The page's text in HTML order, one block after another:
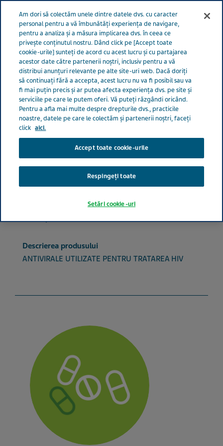
ROMÂNIA
EMTRICITABINĂ/TENOFOVI
R 200 mg/245mg
BOLI INFECTIOASE COMPRIMATE FILMATE
Arii terapeutice
BOLI INFECTIOASE
Forma farmaceutică
Descrierea produsului
ANTIVIRALE UTILIZATE PENTRU TRATAREA HIV
Am dori să colectăm unele dintre datele dvs. cu caracter
personal pentru a vă îmbunătăți experiența de navigare,
pentru a analiza și a măsura implicarea dvs. în ceea ce
privește conținutul nostru. Dând click pe [Accept toate
cookie-urile] sunteți de acord cu acest lucru și cu partajarea
acestor date către partenerii noștri, inclusiv pentru a vă
distribui anunțuri relevante pe alte site-uri web. Dacă doriți
să continuați fără a accepta, acest lucru nu va fi posibil sau va
fi mai puțin precis și ar putea afecta experiența dvs. pe site și
serviciile pe care le putem oferi. Vă puteți răzgândi oricând.
Pentru a afla mai multe despre drepturile dvs., practicile
noastre, datele pe care le colectăm și partenerii noștri, faceți
click aici.
Accept toate cookie-urile
Respingeți toate
Setări cookie-uri